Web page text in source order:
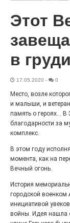
А
Две
много
года
Этот
в
17.05.2020 - 0
Место, возле
и малыши, и
память о героях... В
благодарности за
комплекс.
В этом году
момента, как на
Вечный огонь.
История
городской военком
инициативой
войны. Идея нашла